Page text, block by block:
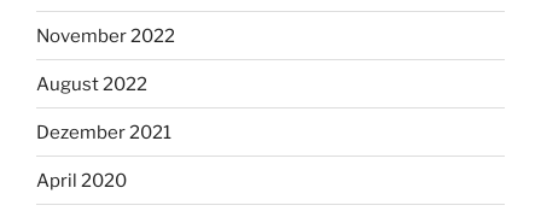
November 2022
August 2022
Dezember 2021
April 2020